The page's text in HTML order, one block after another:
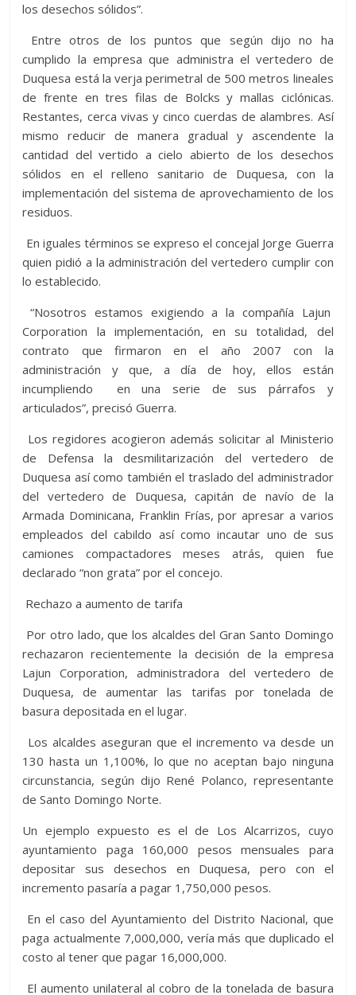
los desechos sólidos”.
Entre otros de los puntos que según dijo no ha
cumplido la empresa que administra el vertedero de
Duquesa está la verja perimetral de 500 metros lineales
de frente en tres filas de Bolcks y mallas ciclónicas.
Restantes, cerca vivas y cinco cuerdas de alambres. Así
mismo reducir de manera gradual y ascendente la
cantidad del vertido a cielo abierto de los desechos
sólidos en el relleno sanitario de Duquesa, con la
implementación del sistema de aprovechamiento de los
residuos.
En iguales términos se expreso el concejal Jorge Guerra
quien pidió a la administración del vertedero cumplir con
lo establecido.
“Nosotros estamos exigiendo a la compañía Lajun
Corporation la implementación, en su totalidad, del
contrato que firmaron en el año 2007 con la
administración y que, a día de hoy, ellos están
incumpliendo en una serie de sus párrafos y
articulados”, precisó Guerra.
Los regidores acogieron además solicitar al Ministerio
de Defensa la desmilitarización del vertedero de
Duquesa así como también el traslado del administrador
del vertedero de Duquesa, capitán de navío de la
Armada Dominicana, Franklin Frías, por apresar a varios
empleados del cabildo así como incautar uno de sus
camiones compactadores meses atrás, quien fue
declarado “non grata” por el concejo.
Rechazo a aumento de tarifa
Por otro lado, que los alcaldes del Gran Santo Domingo
rechazaron recientemente la decisión de la empresa
Lajun Corporation, administradora del vertedero de
Duquesa, de aumentar las tarifas por tonelada de
basura depositada en el lugar.
Los alcaldes aseguran que el incremento va desde un
130 hasta un 1,100%, lo que no aceptan bajo ninguna
circunstancia, según dijo René Polanco, representante
de Santo Domingo Norte.
Un ejemplo expuesto es el de Los Alcarrizos, cuyo
ayuntamiento paga 160,000 pesos mensuales para
depositar sus desechos en Duquesa, pero con el
incremento pasaría a pagar 1,750,000 pesos.
En el caso del Ayuntamiento del Distrito Nacional, que
paga actualmente 7,000,000, vería más que duplicado el
costo al tener que pagar 16,000,000.
El aumento unilateral al cobro de la tonelada de basura